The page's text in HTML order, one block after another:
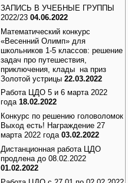
ЗАПИСЬ В УЧЕБНЫЕ ГРУППЫ
2022/23 04.06.2022
Математический конкурс
«Весенний Олимп» для
школьников 1-5 классов: решение
задач про путешествия,
приключения, клады на приз
Золотой устрицы 22.03.2022
Работа ЦДО 5 и 6 марта 2022
года 18.02.2022
Конкурс по решению головоломок
Выход есть! Награждение 27
марта 2022 года 03.02.2022
Дистанционная работа ЦДО
продлена до 08.02.2022
01.02.2022